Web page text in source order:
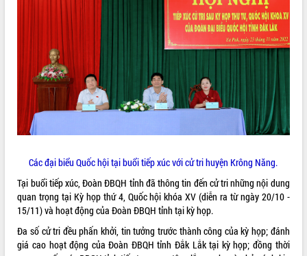
VĂN BẢN HĐND TỈNH
ĐIỂM TIN VĂN BẢN
QUY HOẠCH - KẾ HOẠCH
Các đại biểu Quốc hội tại buổi tiếp xúc với cử tri huyện Krông Năng.
Tại buổi tiếp xúc, Đoàn ĐBQH tỉnh đã thông tin đến cử tri những nội dung
quan trọng tại Kỳ họp thứ 4, Quốc hội khóa XV (diễn ra từ ngày 20/10 -
15/11) và hoạt động của Đoàn ĐBQH tỉnh tại kỳ họp.
Đa số cử tri đều phấn khởi, tin tưởng trước thành công của kỳ họp; đánh
giá cao hoạt động của Đoàn ĐBQH tỉnh Đắk Lắk tại kỳ họp; đồng thời